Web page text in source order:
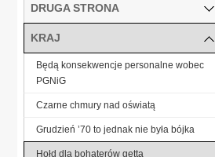
DRUGA STRONA
KRAJ
Będą konsekwencje personalne wobec
PGNiG
Czarne chmury nad oświatą
Grudzień ’70 to jednak nie była bójka
Hołd dla bohaterów getta